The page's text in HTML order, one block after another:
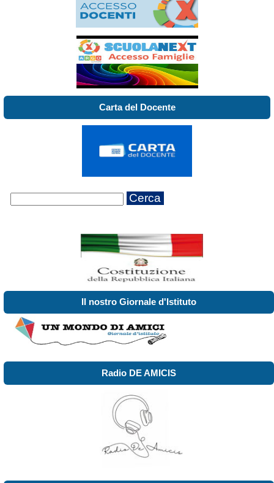
Carta del Docente
Cerca
Il nostro Giornale d'Istituto
Radio DE AMICIS